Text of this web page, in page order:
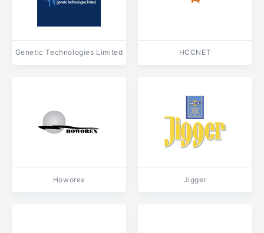
Genetic Technologies Limited HCCNET
Howorex Jigger